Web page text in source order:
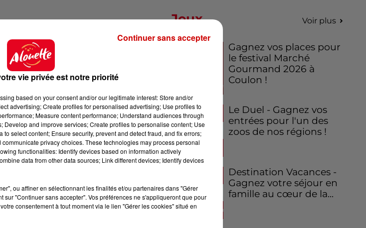
Jeux Voir plus
Gagnez vos places pour
le festival Marché
Gourmand 2026 à
Coulon !
Le Duel - Gagnez vos
entrées pour l'un des
zoos de nos régions !
Destination Vacances -
Gagnez votre séjour en
famille au cœur de la...
vie privée est notre priorité
based on your consent and/or our legitimate interest: Store and/or
advertising; Create profiles for personalised advertising; Use profiles to
Measure content performance; Understand audiences through
Develop and improve services; Create profiles to personalise content; Use
select content; Ensure security, prevent and detect fraud, and fix errors;
privacy choices. These technologies may process personal
functionalities: Identify devices based on information actively
data from other data sources; Link different devices; Identify devices
ou affiner en sélectionnant les finalités et/ou partenaires dans "Gérer
sur "Continuer sans accepter". Vos préférences ne s'appliqueront que pour
consentement à tout moment via le lien "Gérer les cookies" situé en
Continuer sans accepter